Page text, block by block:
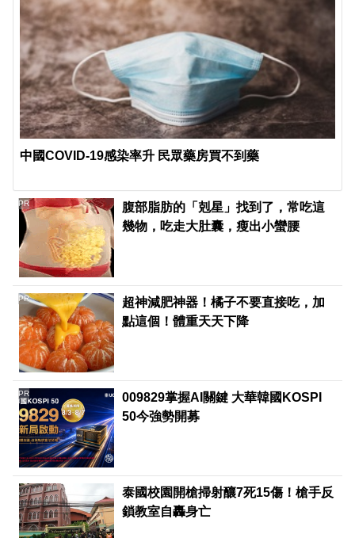
中國COVID-19感染率升 民眾藥房買不到藥
腹部脂肪的「剋星」找到了，常吃這
幾物，吃走大肚囊，瘦出小蠻腰
PR
超神減肥神器！橘子不要直接吃，加
點這個！體重天天下降
PR
009829掌握AI關鍵 大華韓國KOSPI
50今強勢開募
PR
泰國校園開槍掃射釀7死15傷！槍手反
鎖教室自轟身亡